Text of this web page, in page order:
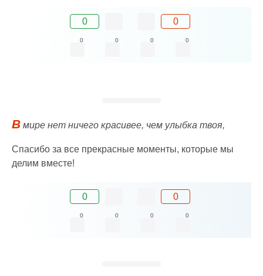
0 0
0 0 0 0
В мире нет ничего красивее, чем улыбка твоя,
Спасибо за все прекрасные моменты, которые мы
делим вместе!
0 0
0 0 0 0